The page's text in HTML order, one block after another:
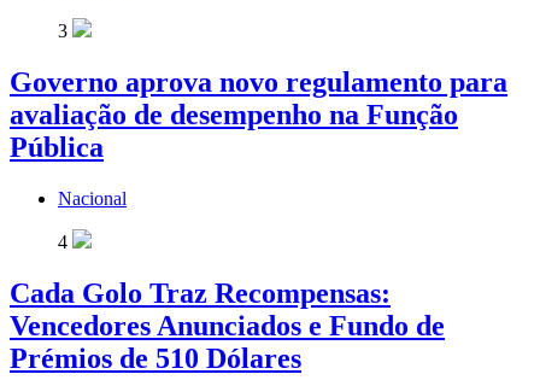
3
Governo aprova novo regulamento para
avaliação de desempenho na Função
Pública
Nacional
4
Cada Golo Traz Recompensas:
Vencedores Anunciados e Fundo de
Prémios de 510 Dólares